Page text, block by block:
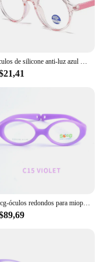
plastic, these frames
more likely to wear their
prescription lenses or
and personal style.
Óculos de silicone anti-luz azul para crianças, óculos de computador para meninos e meninas, armação óptica, óculos de telefone, UV400
Secg-óculos redondos para miopia, armação de borracha transparente, flexível e macio, tr90, para crianças, dioptrias